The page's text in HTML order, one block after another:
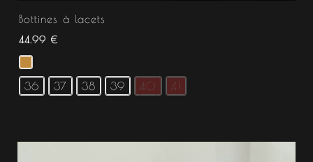
Bottines à lacets
44.99 €
36 37 38 39 40 41